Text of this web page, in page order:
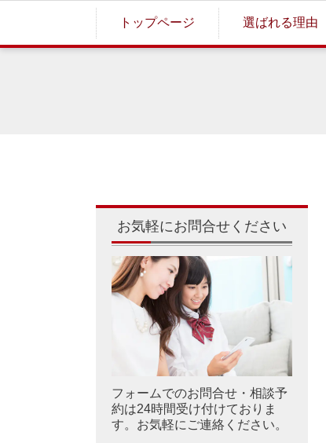
トップページ 選ばれる理由
お気軽にお問合せください
フォームでのお問合せ・相談予
約は24時間受け付けておりま
す。お気軽にご連絡ください。